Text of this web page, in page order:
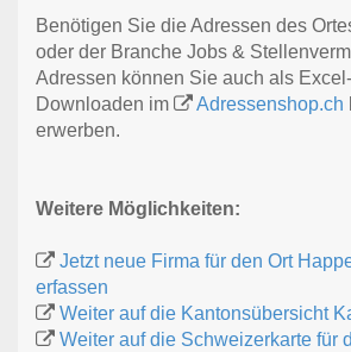
Benötigen Sie die Adressen des
oder der Branche Jobs &
Adressen können Sie auch als
Downloaden im
Adressenshop.ch
erwerben.
Weitere Möglichkeiten:
Jetzt neue Firma für den Ort
erfassen
Weiter auf die Kantonsübersicht
Weiter auf die Schweizerkarte für